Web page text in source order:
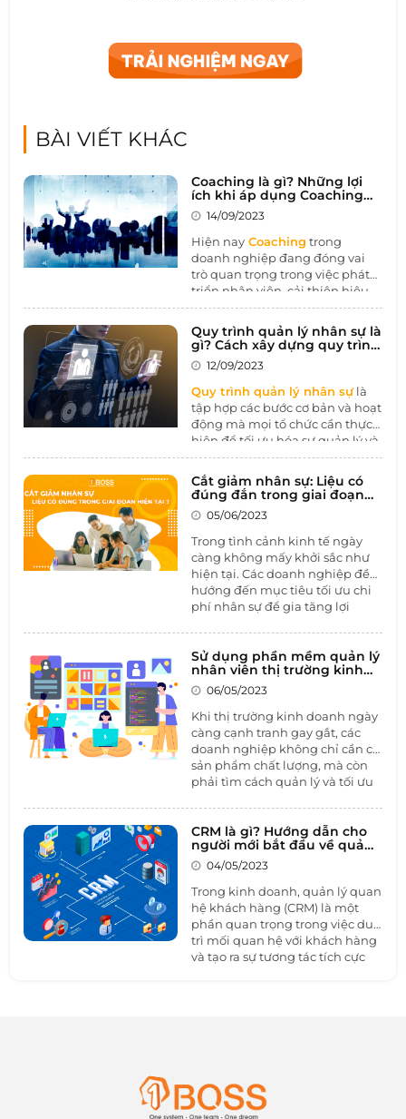
BÀI VIẾT KHÁC
Coaching là gì? Những lợi
ích khi áp dụng Coaching
trong doanh nghiệp
14/09/2023
Hiện nay Coaching trong
doanh nghiệp đang đóng vai
trò quan trọng trong việc phát
triển nhân viên, cải thiện hiệu
suất làm việc, và xây dựng môi
trường làm việc tích cực. Bằng
cách tạo cơ hội cho sự học hỏi
và phát triển cá nhân, Coaching
giúp tăng cường sự tự chủ và
đóng góp vào sự thành công và
bền vững của tổ chức.
Quy trình quản lý nhân sự là
gì? Cách xây dựng quy trình
quản lý nhân sự hiệu quả
12/09/2023
Quy trình quản lý nhân sự là
tập hợp các bước cơ bản và hoạt
động mà mọi tổ chức cần thực
hiện để tối ưu hóa sự quản lý và
sử dụng nguồn nhân lực của
họ. Điều này bao gồm việc xác
định nhu cầu nhân lực, tuyển
dụng, đào tạo, quản lý hiệu
suất, và nhiều hoạt động khác
để tạo một môi trường làm việc
tích cực và hiệu quả.
Cắt giảm nhân sự: Liệu có
đúng đắn trong giai đoạn
hiện tại
05/06/2023
Trong tình cảnh kinh tế ngày
càng không mấy khởi sắc như
hiện tại. Các doanh nghiệp đều
hướng đến mục tiêu tối ưu chi
phí nhân sự để gia tăng lợi
những doanh nghiệp từng
được ca tụng là có chế độ đãi
ngộ trong mơ nhưng Google,
cắt giảm từ hàng nghìn đến
hàng chục nghìn nhân sự.
Sử dụng phần mềm quản lý
nhân viên thị trường kinh
doanh để tăng cường hiệu
quả kinh doanh
06/05/2023
Khi thị trường kinh doanh ngày
càng cạnh tranh gay gắt, các
doanh nghiệp không chỉ cần có
sản phẩm chất lượng, mà còn
phải tìm cách quản lý và tối ưu
mềm quản lý nhân viên thị
trường kinh doanh là một giải
pháp hiệu quả giúp doanh
theo dõi hoạt động của đội ngũ
nhân viên kinh doanh.
CRM là gì? Hướng dẫn cho
người mới bắt đầu về quản
lý quan hệ khách hàng
04/05/2023
Trong kinh doanh, quản lý quan
hệ khách hàng (CRM) là một
phần quan trọng trong việc duy
trì mối quan hệ với khách hàng
và tạo ra sự tương tác tích cực